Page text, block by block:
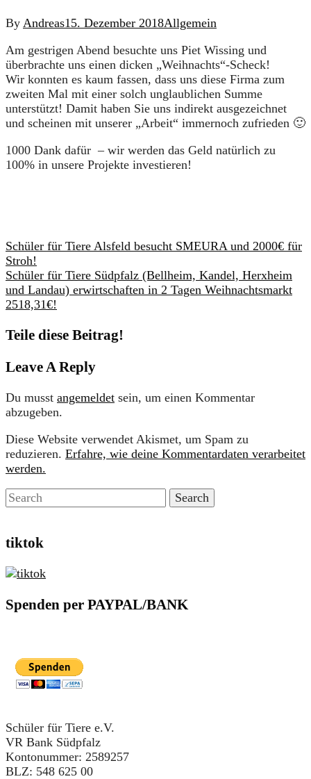
By Andreas15. Dezember 2018Allgemein
Am gestrigen Abend besuchte uns Piet Wissing und
überbrachte uns einen dicken „Weihnachts“-Scheck!
Wir konnten es kaum fassen, dass uns diese Firma zum
zweiten Mal mit einer solch unglaublichen Summe
unterstützt! Damit haben Sie uns indirekt ausgezeichnet
und scheinen mit unserer „Arbeit“ immernoch zufrieden 🙂
1000 Dank dafür – wir werden das Geld natürlich zu
100% in unsere Projekte investieren!
Schüler für Tiere Alsfeld besucht SMEURA und 2000€ für
Stroh!
Schüler für Tiere Südpfalz (Bellheim, Kandel, Herxheim
und Landau) erwirtschaften in 2 Tagen Weihnachtsmarkt
2518,31€!
Teile diese Beitrag!
Leave A Reply
Du musst angemeldet sein, um einen Kommentar
abzugeben.
Diese Website verwendet Akismet, um Spam zu
reduzieren. Erfahre, wie deine Kommentardaten verarbeitet
werden.
tiktok
Spenden per PAYPAL/BANK
Schüler für Tiere e.V.
VR Bank Südpfalz
Kontonummer: 2589257
BLZ: 548 625 00